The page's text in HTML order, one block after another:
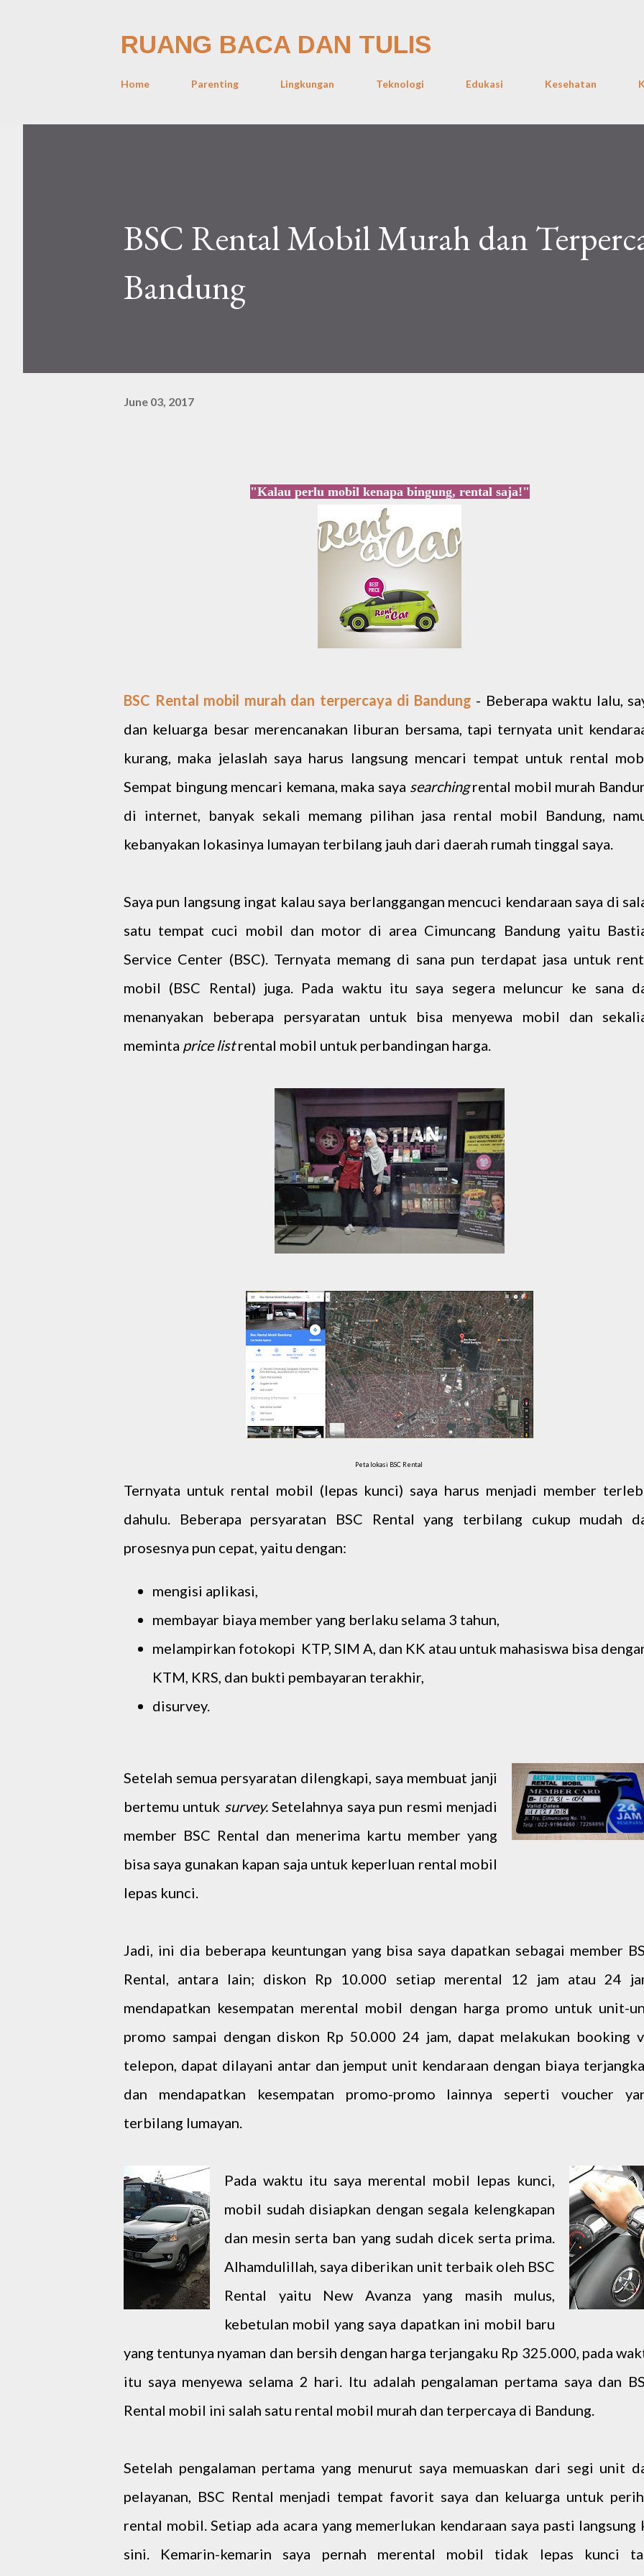
RUANG BACA DAN TULIS
Home Parenting Lingkungan Teknologi Edukasi Kesehatan
BSC Rental Mobil Murah dan
Bandung
June 03, 2017
"Kalau perlu mobil kenapa bingung, rental saja!"
BSC Rental mobil murah dan terpercaya di Bandung - Beberapa waktu lalu,
dan keluarga besar merencanakan liburan bersama, tapi ternyata unit
kurang, maka jelaslah saya harus langsung mencari tempat untuk rental
Sempat bingung mencari kemana, maka saya searchingrental mobil murah
di internet, banyak sekali memang pilihan jasa rental mobil Bandung,
kebanyakan lokasinya lumayan terbilang jauh dari daerah rumah tinggal saya.
Saya pun langsung ingat kalau saya berlanggangan mencuci kendaraan saya di
satu tempat cuci mobil dan motor di area Cimuncang Bandung yaitu
Service Center (BSC). Ternyata memang di sana pun terdapat jasa untuk
mobil (BSC Rental) juga. Pada waktu itu saya segera meluncur ke sana
menanyakan beberapa persyaratan untuk bisa menyewa mobil dan
meminta price listrental mobil untuk perbandingan harga.
Peta lokasi BSC Rental
Ternyata untuk rental mobil (lepas kunci) saya harus menjadi member
dahulu. Beberapa persyaratan BSC Rental yang terbilang cukup mudah
prosesnya pun cepat, yaitu dengan:
mengisi aplikasi,
membayar biaya member yang berlaku selama 3 tahun,
melampirkan fotokopi KTP, SIM A, dan KK atau untuk mahasiswa bisa
KTM, KRS, dan bukti pembayaran terakhir,
disurvey.
Setelah semua persyaratan dilengkapi, saya membuat janji
bertemu untuk survey.Setelahnya saya pun resmi menjadi
member BSC Rental dan menerima kartu member yang
bisa saya gunakan kapan saja untuk keperluan rental mobil
lepas kunci.
Jadi, ini dia beberapa keuntungan yang bisa saya dapatkan sebagai member
Rental, antara lain; diskon Rp 10.000 setiap merental 12 jam atau 24
mendapatkan kesempatan merental mobil dengan harga promo untuk unit-
promo sampai dengan diskon Rp 50.000 24 jam, dapat melakukan booking
telepon, dapat dilayani antar dan jemput unit kendaraan dengan biaya
dan mendapatkan kesempatan promo-promo lainnya seperti voucher
terbilang lumayan.
Pada waktu itu saya merental mobil lepas kunci,
mobil sudah disiapkan dengan segala kelengkapan
dan mesin serta ban yang sudah dicek serta prima.
Alhamdulillah, saya diberikan unit terbaik oleh BSC
Rental yaitu New Avanza yang masih mulus,
kebetulan mobil yang saya dapatkan ini mobil baru
yang tentunya nyaman dan bersih dengan harga terjangaku Rp 325.000, pada
itu saya menyewa selama 2 hari. Itu adalah pengalaman pertama saya dan
Rental mobil ini salah satu rental mobil murah dan terpercaya di Bandung.
Setelah pengalaman pertama yang menurut saya memuaskan dari segi unit
pelayanan, BSC Rental menjadi tempat favorit saya dan keluarga untuk
rental mobil. Setiap ada acara yang memerlukan kendaraan saya pasti langsung
sini. Kemarin-kemarin saya pernah merental mobil tidak lepas kunci